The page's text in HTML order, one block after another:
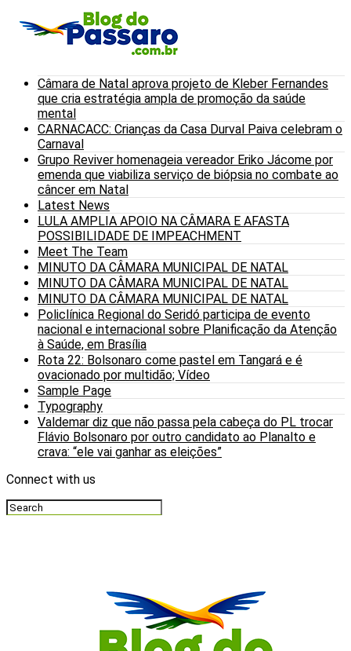
Câmara de Natal aprova projeto de Kleber Fernandes
que cria estratégia ampla de promoção da saúde
mental
CARNACACC: Crianças da Casa Durval Paiva celebram o
Carnaval
Grupo Reviver homenageia vereador Eriko Jácome por
emenda que viabiliza serviço de biópsia no combate ao
câncer em Natal
Latest News
LULA AMPLIA APOIO NA CÂMARA E AFASTA
POSSIBILIDADE DE IMPEACHMENT
Meet The Team
MINUTO DA CÂMARA MUNICIPAL DE NATAL
MINUTO DA CÂMARA MUNICIPAL DE NATAL
MINUTO DA CÂMARA MUNICIPAL DE NATAL
Policlínica Regional do Seridó participa de evento
nacional e internacional sobre Planificação da Atenção
à Saúde, em Brasília
Rota 22: Bolsonaro come pastel em Tangará e é
ovacionado por multidão; Vídeo
Sample Page
Typography
Valdemar diz que não passa pela cabeça do PL trocar
Flávio Bolsonaro por outro candidato ao Planalto e
crava: “ele vai ganhar as eleições”
Connect with us